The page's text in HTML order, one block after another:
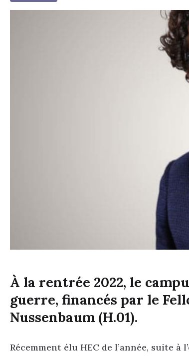
À la rentrée 2022, le
guerre, financés par le
Nussenbaum (H.01).
Récemment élu HEC de l’année, suite